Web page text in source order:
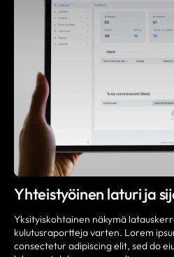
Yhteistyöinen laturi ja
Yksityiskohtainen näkymä
kulutusraportteja varten. Lorem
consectetur adipiscing elit, sed do